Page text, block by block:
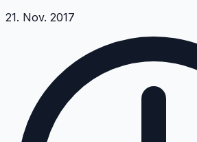
21. Nov. 2017